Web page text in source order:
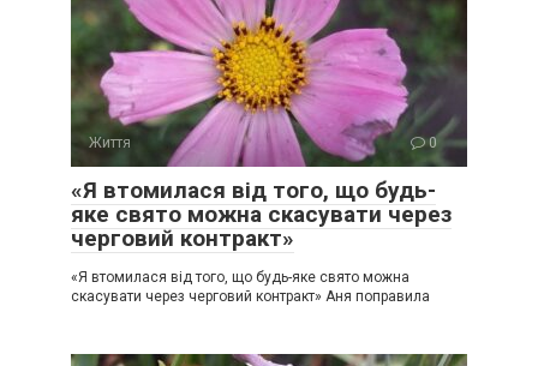
Життя 0
«Я втомилася від того, що будь-
яке свято можна скасувати через
черговий контракт»
«Я втомилася від того, що будь-яке свято можна
скасувати через черговий контракт» Аня поправила